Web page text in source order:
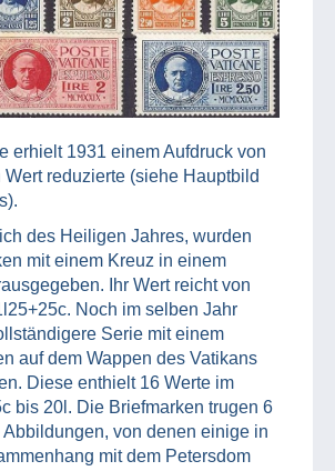
erhielt 1931 einem Aufdruck von
Wert reduzierte (siehe Hauptbild
des Heiligen Jahres, wurden
mit einem Kreuz in einem
Ihr Wert reicht von
Noch im selben Jahr
Serie mit einem
auf dem Wappen des Vatikans
Diese enthielt 16 Werte im
bis 20l. Die Briefmarken trugen 6
von denen einige in
mit dem Petersdom